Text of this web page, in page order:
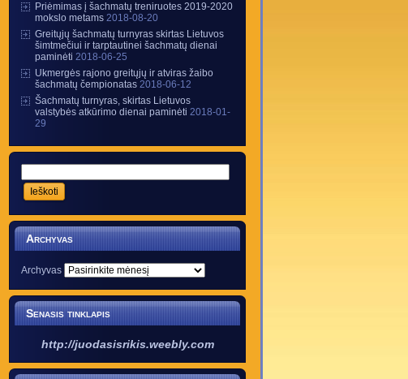
Priėmimas į šachmatų treniruotes 2019-2020
mokslo metams 2018-08-20
Greitųjų šachmatų turnyras skirtas Lietuvos
šimtmečiui ir tarptautinei šachmatų dienai
paminėti 2018-06-25
Ukmergės rajono greitųjų ir atviras žaibo
šachmatų čempionatas 2018-06-12
Šachmatų turnyras, skirtas Lietuvos
valstybės atkūrimo dienai paminėti 2018-01-
29
Archyvas
Archyvas
Senasis tinklapis
http://juodasisrikis.weebly.com